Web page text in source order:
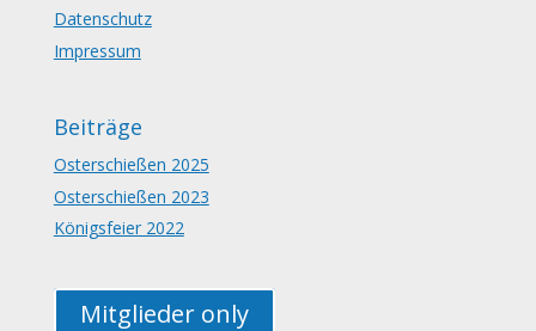
Datenschutz
Impressum
Beiträge
Osterschießen 2025
Osterschießen 2023
Königsfeier 2022
Mitglieder only